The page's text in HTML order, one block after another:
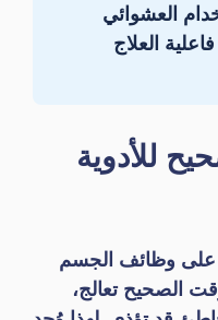
العشوائي
العلاج
للأدوية
على وظائف الجسم
الصحيح تعالج،